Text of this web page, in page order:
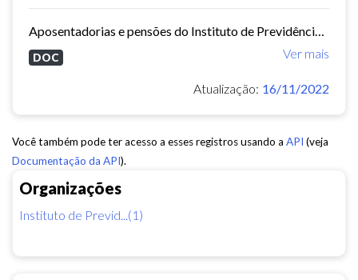
Organizações
Instituto de Previd...(1)
Ver mais
DOC
Atualização: 16/11/2022
Você também pode ter acesso a esses registros usando a API (veja
Documentação da API).